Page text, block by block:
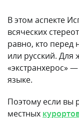
В этом аспекте
всяческих
равно, кто перед
или русский. Для
«экстранхерос»
языке.
Поэтому если вы
местных